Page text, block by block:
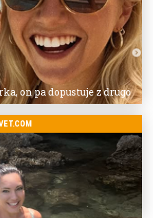
on pa dopustuje z drugo